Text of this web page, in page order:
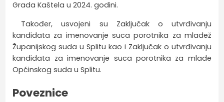
Grada Kaštela u 2024. godini.
Također, usvojeni su Zaključak o utvrđivanju
kandidata za imenovanje suca porotnika za mladež
Županijskog suda u Splitu kao i Zaključak o utvrđivanju
kandidata za imenovanje suca porotnika za mlade
Općinskog suda u Splitu.
Poveznice